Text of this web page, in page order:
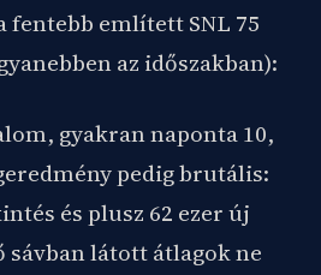
fentebb említett SNL 75
az időszakban):
gyakran naponta 10,
pedig brutális:
és plusz 62 ezer új
látott átlagok ne